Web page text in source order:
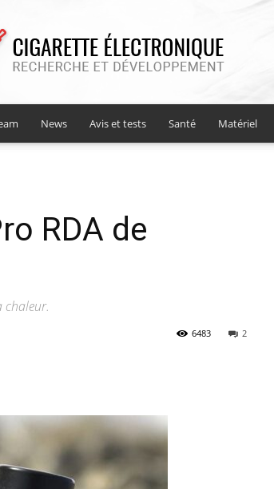
Cigarette
electronique
News Avis et tests Santé Matériel
RDA de
chaleur.
2
6483